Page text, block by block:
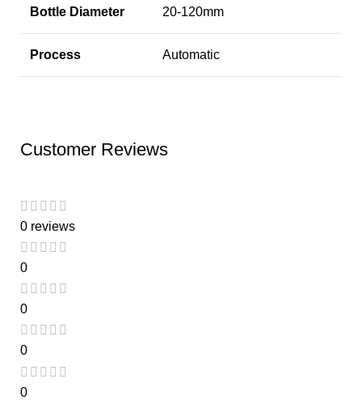
Bottle Diameter 20-120mm
Process Automatic
Customer Reviews
0 reviews
0
0
0
0